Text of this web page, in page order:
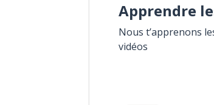
Apprendre
Nous t’apprenons
vidéos